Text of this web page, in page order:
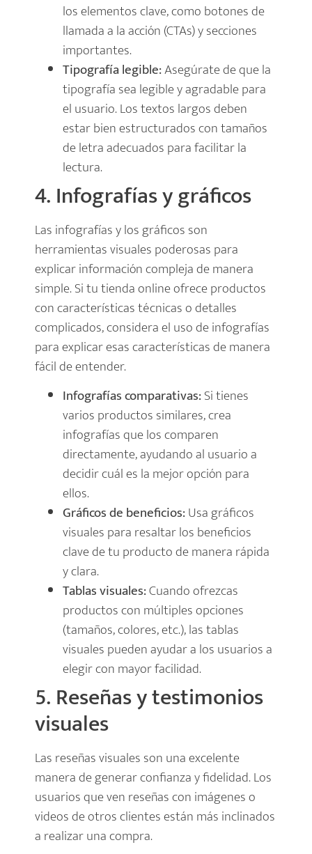
los elementos clave, como botones de
llamada a la acción (CTAs) y secciones
importantes.
Tipografía legible:Asegúrate de que la
tipografía sea legible y agradable para
el usuario. Los textos largos deben
estar bien estructurados con tamaños
de letra adecuados para facilitar la
lectura.
4. Infografías y gráficos
Las infografías y los gráficos son
herramientas visuales poderosas para
explicar información compleja de manera
simple. Si tu tienda online ofrece productos
con características técnicas o detalles
complicados, considera el uso de infografías
para explicar esas características de manera
fácil de entender.
Infografías comparativas:Si tienes
varios productos similares, crea
infografías que los comparen
directamente, ayudando al usuario a
decidir cuál es la mejor opción para
ellos.
Gráficos de beneficios:Usa gráficos
visuales para resaltar los beneficios
clave de tu producto de manera rápida
y clara.
Tablas visuales:Cuando ofrezcas
productos con múltiples opciones
(tamaños, colores, etc.), las tablas
visuales pueden ayudar a los usuarios a
elegir con mayor facilidad.
5. Reseñas y testimonios
visuales
Las reseñas visuales son una excelente
manera de generar confianza y fidelidad. Los
usuarios que ven reseñas con imágenes o
videos de otros clientes están más inclinados
a realizar una compra.